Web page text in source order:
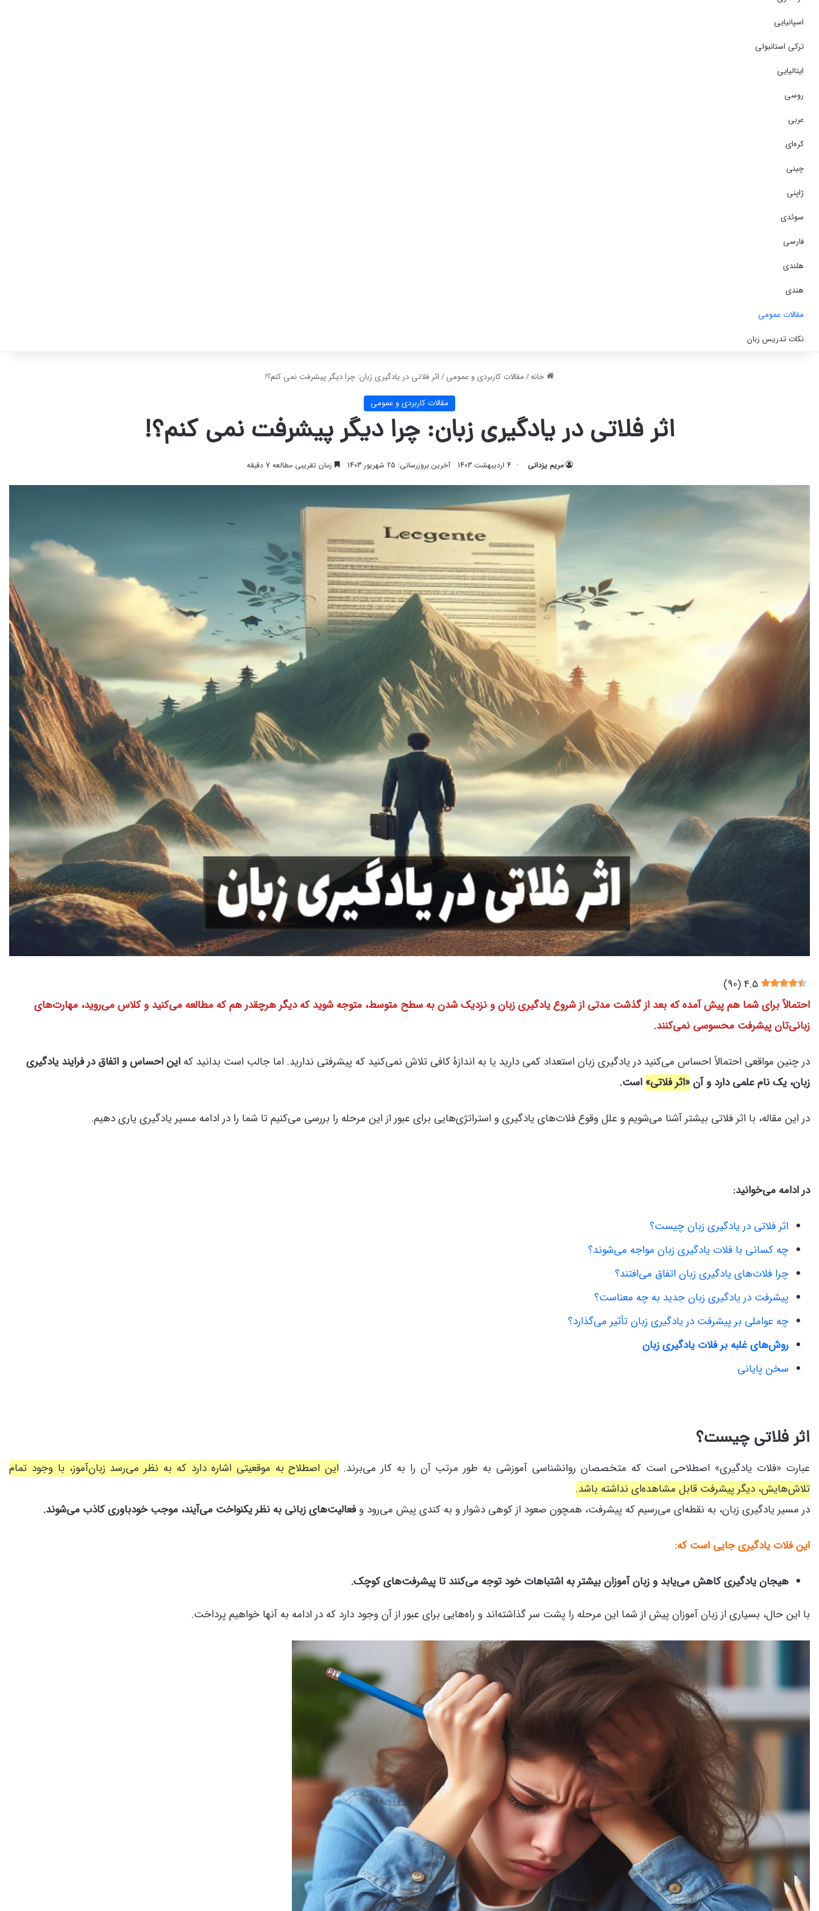
اسپانیایی
ترکی استانبولی
ایتالیایی
روسی
عربی
کره‌ای
چینی
ژاپنی
سوئدی
فارسی
هلندی
هندی
مقالات عمومی
نکات تدریس زبان
خانه/مقالات کاربردی و عمومی/اثر فلاتی در یادگیری زبان: چرا دیگر پیشرفت نمی کنم؟!
مقالات کاربردی و عمومی
اثر فلاتی در یادگیری زبان: چرا دیگر پیشرفت نمی کنم؟!
مریم یزدانی 4 اردیبهشت 1403 آخرین بروزرسانی: 25 شهریور 1403 زمان تقریبی مطالعه 7 دقیقه
4.5
(
90
)
احتمالاً برای شما هم پیش آمده که بعد از گذشت مدتی از شروع یادگیری زبان و نزدیک شدن به سطح متوسط، متوجه شوید که دیگر هرچقدر هم که مطالعه می‌کنید و کلاس می‌روید، مهارت‌های
زبانی‌تان پیشرفت محسوسی نمی‌کنند.
در چنین مواقعی احتمالاً احساس می‌کنید در یادگیری زبان استعداد کمی دارید یا به اندازۀ کافی تلاش نمی‌کنید که پیشرفتی ندارید. اما جالب است بدانید که این احساس و اتفاق در فرایند یادگیری
زبان، یک نام علمی دارد و آن«اثر فلاتی» است.
در این مقاله، با اثر فلاتی بیشتر آشنا می‌شویم و علل وقوع فلات‌های یادگیری و استراتژی‌هایی برای عبور از این مرحله را بررسی می‌کنیم تا شما را در ادامه مسیر یادگیری یاری دهیم.
در ادامه می‌خوانید:
اثر فلاتی در یادگیری زبان چیست؟
چه کسانی با فلات یادگیری زبان مواجه می‌شوند؟
چرا فلات‌های یادگیری زبان اتفاق می‌افتند؟
پیشرفت در یادگیری زبان جدید به چه معناست؟
چه عواملی بر پیشرفت در یادگیری زبان تأثیر می‌گذارد؟
روش‌های غلبه بر فلات یادگیری زبان
سخن پایانی
اثر فلاتی چیست؟
عبارت «فلات یادگیری» اصطلاحی است که متخصصان روانشناسی آموزشی به طور مرتب آن را به کار می‌برند. این اصطلاح به موقعیتی اشاره دارد که به نظر می‌رسد زبان‌آموز، با وجود تمام
تلاش‌هایش، دیگر پیشرفت قابل مشاهده‌ای نداشته باشد.
در مسیر یادگیری زبان، به نقطه‌ای می‌رسیم که پیشرفت، همچون صعود از کوهی دشوار و به کندی پیش می‌رود وفعالیت‌های زبانی به نظر یکنواخت می‌آیند، موجب خودباوری کاذب می‌شوند.
این فلات یادگیری جایی است که:
هیجان یادگیری کاهش می‌یابد و زبان آموزان بیشتر به اشتباهات خود توجه می‌کنند تا پیشرفت‌های کوچک.
با این حال، بسیاری از زبان آموزان پیش از شما این مرحله را پشت سر گذاشته‌اند و راه‌هایی برای عبور از آن وجود دارد که در ادامه به آنها خواهیم پرداخت.